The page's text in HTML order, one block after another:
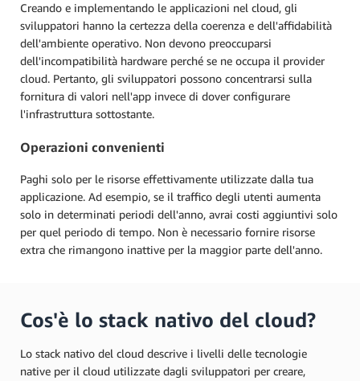
Creando e implementando le applicazioni nel cloud, gli
sviluppatori hanno la certezza della coerenza e dell'affidabilità
dell'ambiente operativo. Non devono preoccuparsi
dell'incompatibilità hardware perché se ne occupa il provider
cloud. Pertanto, gli sviluppatori possono concentrarsi sulla
fornitura di valori nell'app invece di dover configurare
l'infrastruttura sottostante.
Operazioni convenienti
Paghi solo per le risorse effettivamente utilizzate dalla tua
applicazione. Ad esempio, se il traffico degli utenti aumenta
solo in determinati periodi dell'anno, avrai costi aggiuntivi solo
per quel periodo di tempo. Non è necessario fornire risorse
extra che rimangono inattive per la maggior parte dell'anno.
Cos'è lo stack nativo del cloud?
Lo stack nativo del cloud descrive i livelli delle tecnologie
native per il cloud utilizzate dagli sviluppatori per creare,